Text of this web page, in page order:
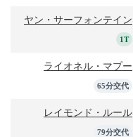
ヤン・サーフォンテイン
1T
ライオネル・マプー
65分交代
レイモンド・ルール
79分交代